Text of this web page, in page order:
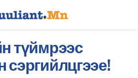
түймрээс
сэргийлцгээе!